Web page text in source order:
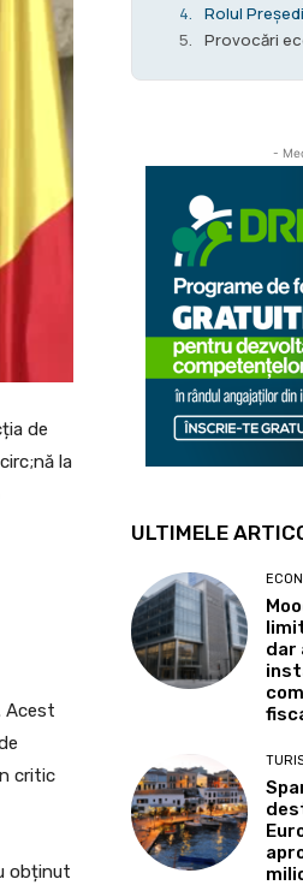
de
la
Acest
critic
obținut
Rolul
Provocări
-
ULTIMELE
dar